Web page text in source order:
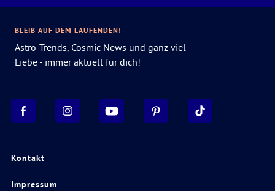
Kontakt
Impressum
BLEIB AUF DEM LAUFENDEN!
Astro-Trends, Cosmic News und ganz viel
Liebe - immer aktuell für dich!